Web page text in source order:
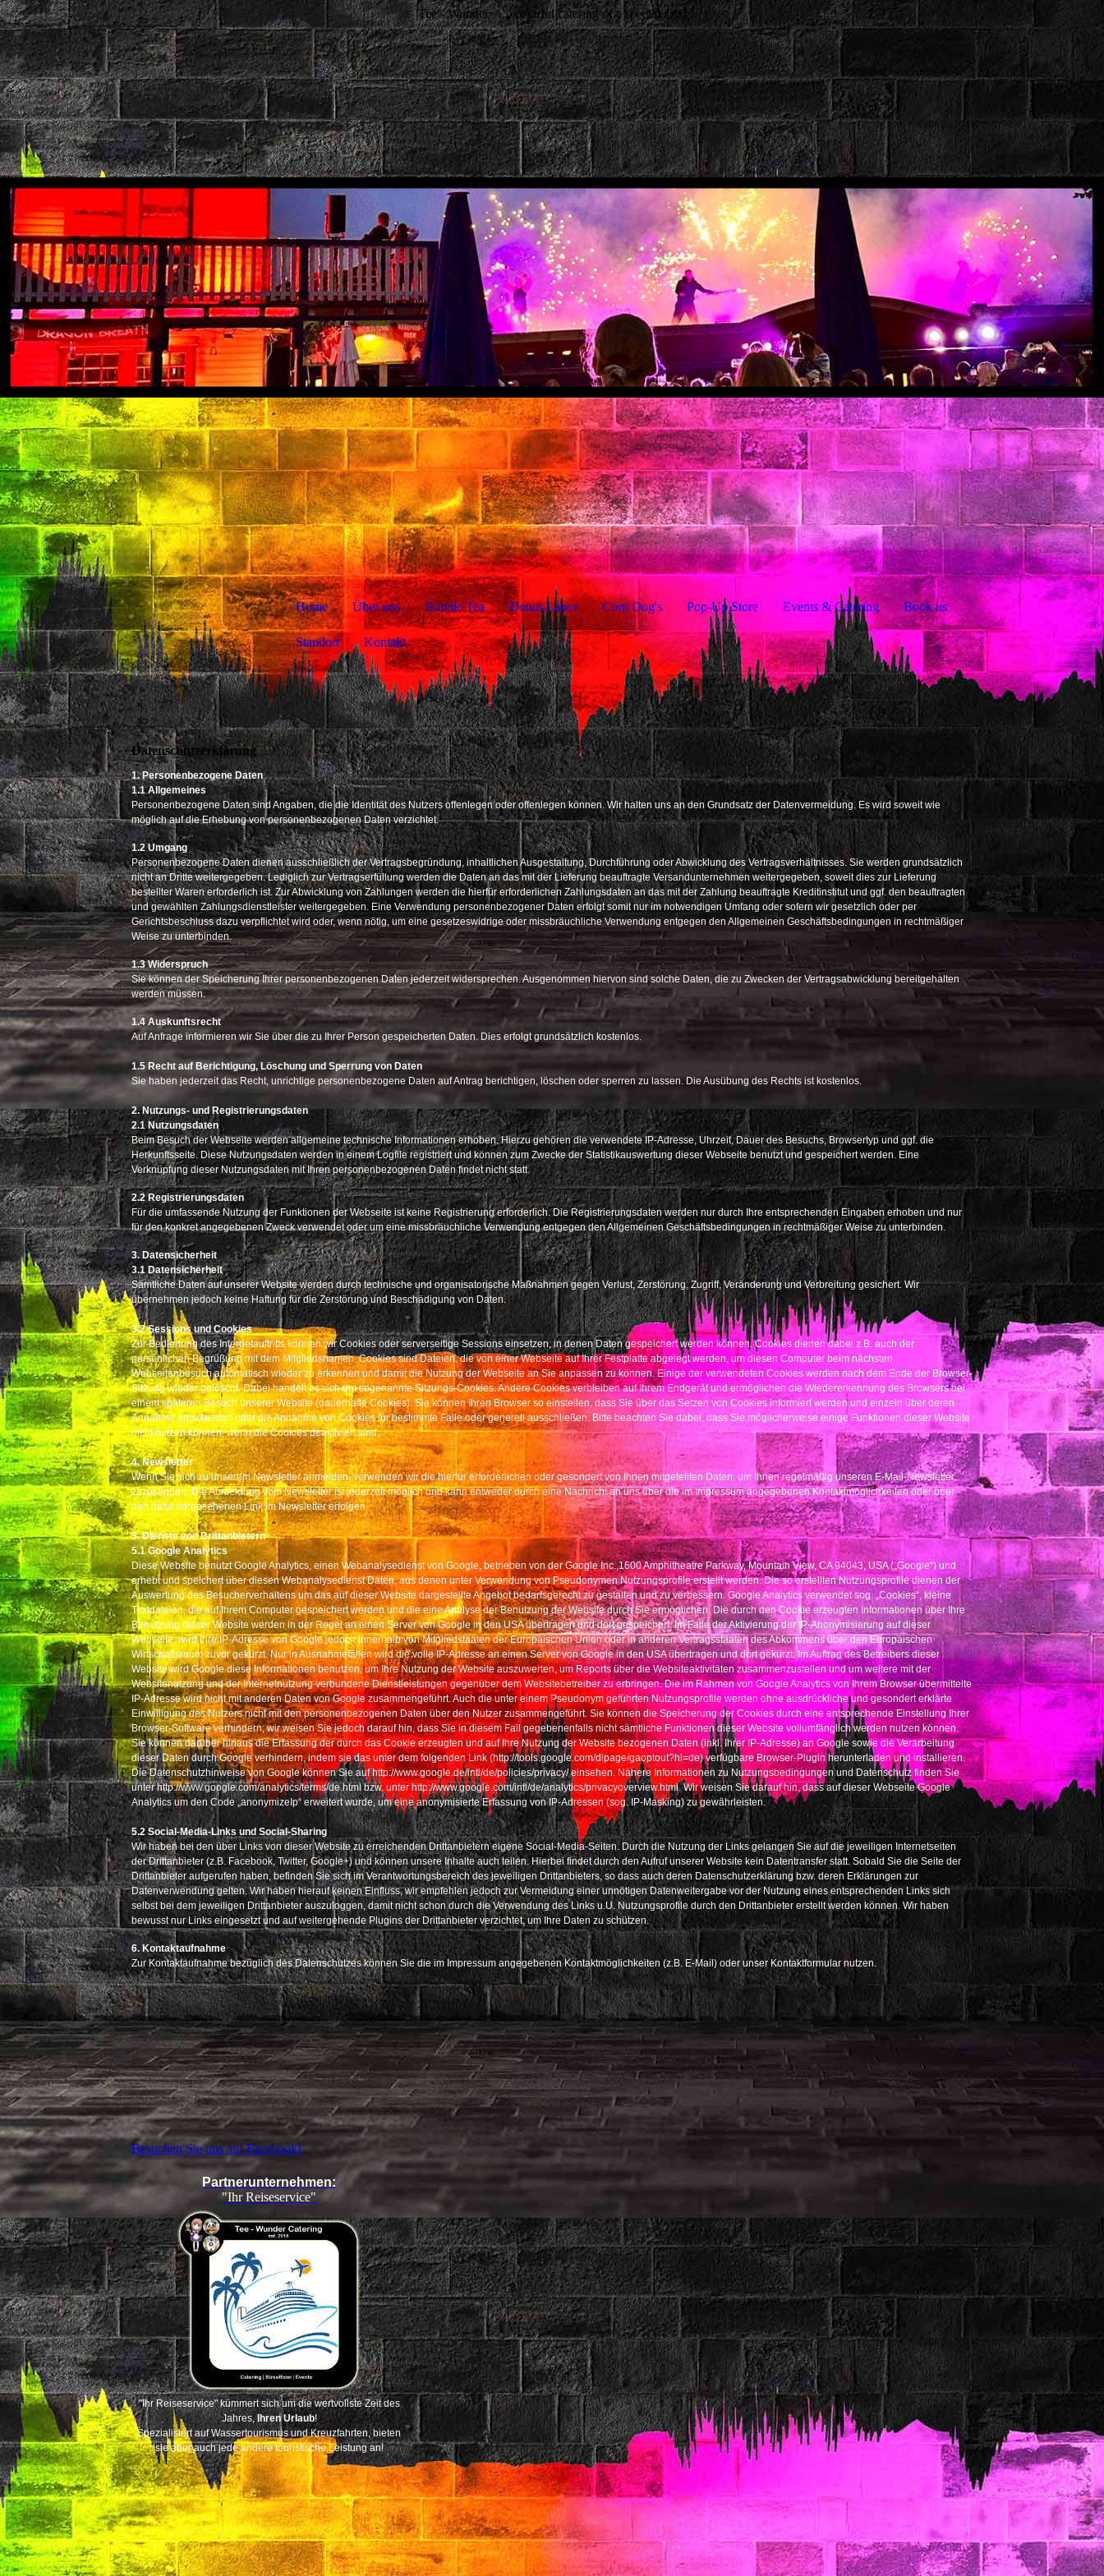
Tee - Wunder ... colorful catering of a special kind
Home Über uns Bubble Tea Donut-Labor Corn Dog's Pop-Up Store Events & Catering Book us
Standort Kontakt
Datenschutzerklärung
1. Personenbezogene Daten
1.1 Allgemeines
Personenbezogene Daten sind Angaben, die die Identität des Nutzers offenlegen oder offenlegen können. Wir halten uns an den Grundsatz der Datenvermeidung. Es wird soweit wie
möglich auf die Erhebung von personenbezogenen Daten verzichtet.
1.2 Umgang
Personenbezogene Daten dienen ausschließlich der Vertragsbegründung, inhaltlichen Ausgestaltung, Durchführung oder Abwicklung des Vertragsverhältnisses. Sie werden grundsätzlich
nicht an Dritte weitergegeben. Lediglich zur Vertragserfüllung werden die Daten an das mit der Lieferung beauftragte Versandunternehmen weitergegeben, soweit dies zur Lieferung
bestellter Waren erforderlich ist. Zur Abwicklung von Zahlungen werden die hierfür erforderlichen Zahlungsdaten an das mit der Zahlung beauftragte Kreditinstitut und ggf. den beauftragten
und gewählten Zahlungsdienstleister weitergegeben. Eine Verwendung personenbezogener Daten erfolgt somit nur im notwendigen Umfang oder sofern wir gesetzlich oder per
Gerichtsbeschluss dazu verpflichtet wird oder, wenn nötig, um eine gesetzeswidrige oder missbräuchliche Verwendung entgegen den Allgemeinen Geschäftsbedingungen in rechtmäßiger
Weise zu unterbinden.
1.3 Widerspruch
Sie können der Speicherung Ihrer personenbezogenen Daten jederzeit widersprechen. Ausgenommen hiervon sind solche Daten, die zu Zwecken der Vertragsabwicklung bereitgehalten
werden müssen.
1.4 Auskunftsrecht
Auf Anfrage informieren wir Sie über die zu Ihrer Person gespeicherten Daten. Dies erfolgt grundsätzlich kostenlos.
1.5 Recht auf Berichtigung, Löschung und Sperrung von Daten
Sie haben jederzeit das Recht, unrichtige personenbezogene Daten auf Antrag berichtigen, löschen oder sperren zu lassen. Die Ausübung des Rechts ist kostenlos.
2. Nutzungs- und Registrierungsdaten
2.1 Nutzungsdaten
Beim Besuch der Webseite werden allgemeine technische Informationen erhoben. Hierzu gehören die verwendete IP-Adresse, Uhrzeit, Dauer des Besuchs, Browsertyp und ggf. die
Herkunftsseite. Diese Nutzungsdaten werden in einem Logfile registriert und können zum Zwecke der Statistikauswertung dieser Webseite benutzt und gespeichert werden. Eine
Verknüpfung dieser Nutzungsdaten mit Ihren personenbezogenen Daten findet nicht statt.
2.2 Registrierungsdaten
Für die umfassende Nutzung der Funktionen der Webseite ist keine Registrierung erforderlich. Die Registrierungsdaten werden nur durch Ihre entsprechenden Eingaben erhoben und nur
für den konkret angegebenen Zweck verwendet oder um eine missbräuchliche Verwendung entgegen den Allgemeinen Geschäftsbedingungen in rechtmäßiger Weise zu unterbinden.
3. Datensicherheit
3.1 Datensicherheit
Sämtliche Daten auf unserer Website werden durch technische und organisatorische Maßnahmen gegen Verlust, Zerstörung, Zugriff, Veränderung und Verbreitung gesichert. Wir
übernehmen jedoch keine Haftung für die Zerstörung und Beschädigung von Daten.
3.2 Sessions und Cookies
Zur Bedienung des Internetauftritts können wir Cookies oder serverseitige Sessions einsetzen, in denen Daten gespeichert werden können. Cookies dienen dabei z.B. auch der
persönlichen Begrüßung mit dem Mitgliedsnamen. Cookies sind Dateien, die von einer Webseite auf Ihrer Festplatte abgelegt werden, um diesen Computer beim nächsten
Webseitenbesuch automatisch wieder zu erkennen und damit die Nutzung der Webseite an Sie anpassen zu können. Einige der verwendeten Cookies werden nach dem Ende der Browser-
Sitzung wieder gelöscht. Dabei handelt es sich um sogenannte Sitzungs-Cookies. Andere Cookies verbleiben auf Ihrem Endgerät und ermöglichen die Wiedererkennung des Browsers bei
einem späteren Besuch unserer Website (dauerhafte Cookies). Sie können Ihren Browser so einstellen, dass Sie über das Setzen von Cookies informiert werden und einzeln über deren
Annahme entscheiden oder die Annahme von Cookies für bestimmte Fälle oder generell ausschließen. Bitte beachten Sie dabei, dass Sie möglicherweise einige Funktionen dieser Website
nicht nutzen können, wenn die Cookies deaktiviert sind.
4. Newsletter
Wenn Sie sich zu unserem Newsletter anmelden, verwenden wir die hierfür erforderlichen oder gesondert von Ihnen mitgeteilten Daten, um Ihnen regelmäßig unseren E-Mail-Newsletter
zuzusenden. Die Abmeldung vom Newsletter ist jederzeit möglich und kann entweder durch eine Nachricht an uns über die im Impressum angegebenen Kontaktmöglichkeiten oder über
den dafür vorgesehenen Link im Newsletter erfolgen.
5. Dienste von Drittanbietern
5.1 Google Analytics
Diese Website benutzt Google Analytics, einen Webanalysedienst von Google, betrieben von der Google Inc.,1600 Amphitheatre Parkway, Mountain View, CA 94043, USA („Google“) und
erhebt und speichert über diesen Webanalysedienst Daten, aus denen unter Verwendung von Pseudonymen Nutzungsprofile erstellt werden. Die so erstellten Nutzungsprofile dienen der
Auswertung des Besucherverhaltens um das auf dieser Website dargestellte Angebot bedarfsgerecht zu gestalten und zu verbessern. Google Analytics verwendet sog. „Cookies“, kleine
Textdateien, die auf Ihrem Computer gespeichert werden und die eine Analyse der Benutzung der Website durch Sie ermöglichen. Die durch den Cookie erzeugten Informationen über Ihre
Benutzung dieser Website werden in der Regel an einen Server von Google in den USA übertragen und dort gespeichert. Im Falle der Aktivierung der IP-Anonymisierung auf dieser
Webseite, wird Ihre IP-Adresse von Google jedoch innerhalb von Mitgliedstaaten der Europäischen Union oder in anderen Vertragsstaaten des Abkommens über den Europäischen
Wirtschaftsraum zuvor gekürzt. Nur in Ausnahmefällen wird die volle IP-Adresse an einen Server von Google in den USA übertragen und dort gekürzt. Im Auftrag des Betreibers dieser
Website wird Google diese Informationen benutzen, um Ihre Nutzung der Website auszuwerten, um Reports über die Websiteaktivitäten zusammenzustellen und um weitere mit der
Websitenutzung und der Internetnutzung verbundene Dienstleistungen gegenüber dem Websitebetreiber zu erbringen. Die im Rahmen von Google Analytics von Ihrem Browser übermittelte
IP-Adresse wird nicht mit anderen Daten von Google zusammengeführt. Auch die unter einem Pseudonym geführten Nutzungsprofile werden ohne ausdrückliche und gesondert erklärte
Einwilligung des Nutzers nicht mit den personenbezogenen Daten über den Nutzer zusammengeführt. Sie können die Speicherung der Cookies durch eine entsprechende Einstellung Ihrer
Browser-Software verhindern; wir weisen Sie jedoch darauf hin, dass Sie in diesem Fall gegebenenfalls nicht sämtliche Funktionen dieser Website vollumfänglich werden nutzen können.
Sie können darüber hinaus die Erfassung der durch das Cookie erzeugten und auf Ihre Nutzung der Website bezogenen Daten (inkl. Ihrer IP-Adresse) an Google sowie die Verarbeitung
dieser Daten durch Google verhindern, indem sie das unter dem folgenden Link (http://tools.google.com/dlpage/gaoptout?hl=de) verfügbare Browser-Plugin herunterladen und installieren.
Die Datenschutzhinweise von Google können Sie auf http://www.google.de/intl/de/policies/privacy/ einsehen. Nähere Informationen zu Nutzungsbedingungen und Datenschutz finden Sie
unter http://www.google.com/analytics/terms/de.html bzw. unter http://www.google.com/intl/de/analytics/privacyoverview.html. Wir weisen Sie darauf hin, dass auf dieser Webseite Google
Analytics um den Code „anonymizeIp“ erweitert wurde, um eine anonymisierte Erfassung von IP-Adressen (sog. IP-Masking) zu gewährleisten.
5.2 Social-Media-Links und Social-Sharing
Wir haben bei den über Links von dieser Website zu erreichenden Drittanbietern eigene Social-Media-Seiten. Durch die Nutzung der Links gelangen Sie auf die jeweiligen Internetseiten
der Drittanbieter (z.B. Facebook, Twitter, Google+) und können unsere Inhalte auch teilen. Hierbei findet durch den Aufruf unserer Website kein Datentransfer statt. Sobald Sie die Seite der
Drittanbieter aufgerufen haben, befinden Sie sich im Verantwortungsbereich des jeweiligen Drittanbieters, so dass auch deren Datenschutzerklärung bzw. deren Erklärungen zur
Datenverwendung gelten. Wir haben hierauf keinen Einfluss, wir empfehlen jedoch zur Vermeidung einer unnötigen Datenweitergabe vor der Nutzung eines entsprechenden Links sich
selbst bei dem jeweiligen Drittanbieter auszuloggen, damit nicht schon durch die Verwendung des Links u.U. Nutzungsprofile durch den Drittanbieter erstellt werden können. Wir haben
bewusst nur Links eingesetzt und auf weitergehende Plugins der Drittanbieter verzichtet, um Ihre Daten zu schützen.
6. Kontaktaufnahme
Zur Kontaktaufnahme bezüglich des Datenschutzes können Sie die im Impressum angegebenen Kontaktmöglichkeiten (z.B. E-Mail) oder unser Kontaktformular nutzen.
Besuchen Sie uns auf Facebook!
Partnerunternehmen:
"Ihr Reiseservice"
"Ihr Reiseservice" kümmert sich um die wertvollste Zeit des
Jahres, Ihren Urlaub!
Spezialisiert auf Wassertourismus und Kreuzfahrten, bieten
sie aber auch jede andere touristische Leistung an!